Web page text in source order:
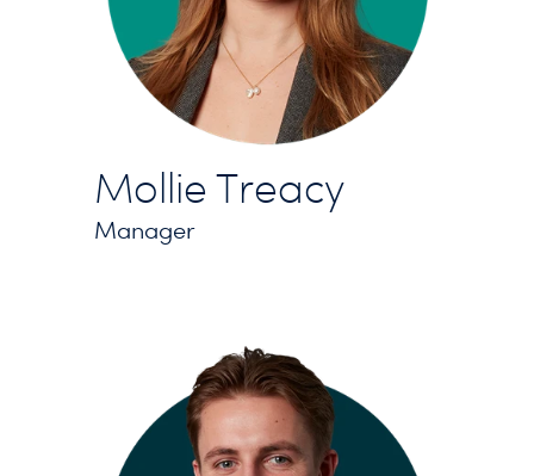
Mollie Treacy
Manager